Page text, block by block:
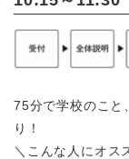
75分で学校のこと
り！
＼こんな人にオス